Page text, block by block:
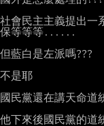
社會民主主義提出一
保等等等......
但藍白是左派嗎???
不是耶
國民黨還在講天命道
他下來後國民黨的道